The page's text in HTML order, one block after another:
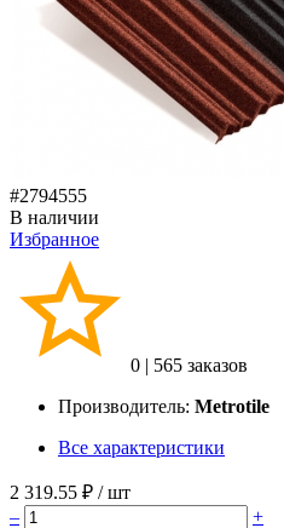
#2794555
В наличии
Избранное
0 | 565 заказов
Производитель: Metrotile
Все характеристики
2 319.55 ₽ / шт
–
+